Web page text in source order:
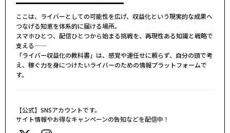
ここは、ライバーとしての可能性を広げ、収益化という現実的な成果へ
つなげる知恵を体系的に届ける場所。
スマホひとつ、配信ひとつから始まる挑戦を、再現性ある知識と戦略で
支える――
「ライバー収益化の教科書」は、感覚や運任せに頼らず、自分の頭で考
え、稼ぐ力を身につけたいライバーのための情報プラットフォームで
す。
【公式】SNSアカウントです。
サイト情報やお得なキャンペーンの告知などを配信中！